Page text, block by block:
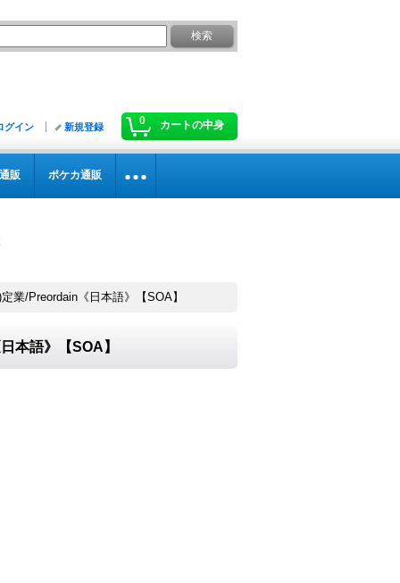
0 カートの中身
グイン 新規登録
販 ポケカ通販
業/Preordain《日本語》【SOA】
本語》【SOA】